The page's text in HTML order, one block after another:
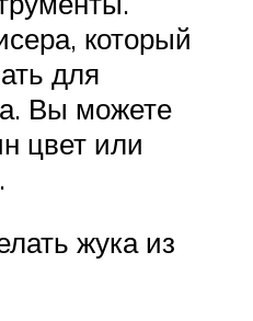
который
для
Вы можете
цвет или
жука из